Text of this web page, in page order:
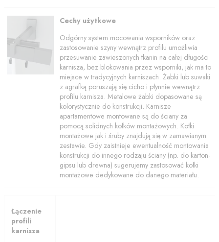
Cechy użytkowe
Odgórny system mocowania wsporników oraz
zastosowanie szyny wewnątrz profilu umożliwia
przesuwanie zawieszonych tkanin na całej długości
karnisza, bez blokowania przez wsporniki, jak ma to
miejsce w tradycyjnych karniszach. Żabki lub suwaki
z agrafką poruszają się cicho i płynnie wewnątrz
profilu karnisza. Metalowe żabki dopasowane są
kolorystycznie do konstrukcji. Karnisze
apartamentowe montowane są do ściany za
pomocą solidnych kołków montażowych. Kołki
montażowe jak i śruby znajdują się w zamawianym
zestawie. Gdy zaistnieje ewentualność montowania
konstrukcji do innego rodzaju ściany (np. do karton-
gipsu lub drewna) sugerujemy zastosować kołki
montażowe dedykowane do danego materiału.
Łączenie
profili
karnisza